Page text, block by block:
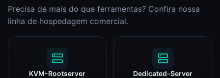
Precisa de mais do que ferramentas? Confira nossa
linha de hospedagem comercial.
KVM-Rootserver Dedicated-Server